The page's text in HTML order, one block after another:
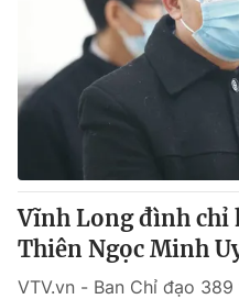
Chất lượng cuộc sống
Học trực tuyến
Công nghệ
Hitech Công nghệ tương
Sản phẩm
Tư vấn
Giao lưu trực tuyến
Lịch phát sóng
Chuyên mục khác
Emagazine
Vĩnh Long đình chỉ
Thiên Ngọc Minh
VTV.vn - Ban Chỉ đạo